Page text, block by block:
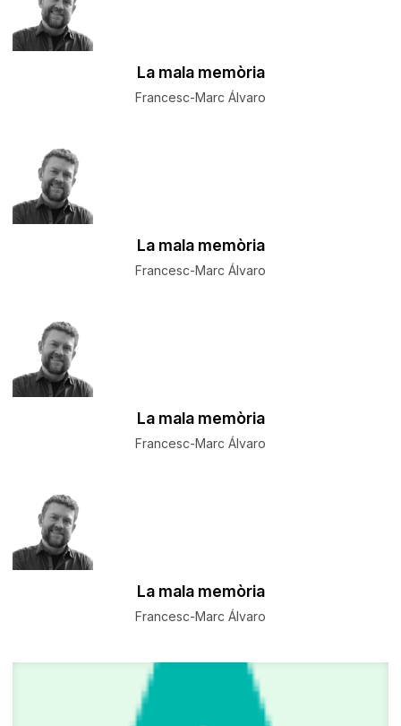
La mala memòria
Francesc-Marc Álvaro
La mala memòria
Francesc-Marc Álvaro
La mala memòria
Francesc-Marc Álvaro
La mala memòria
Francesc-Marc Álvaro